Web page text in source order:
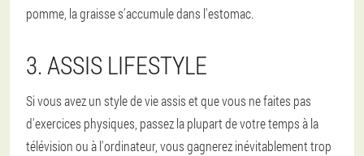
pomme, la graisse s'accumule dans l'estomac.
3. ASSIS LIFESTYLE
Si vous avez un style de vie assis et que vous ne faites pas
d'exercices physiques, passez la plupart de votre temps à la
télévision ou à l'ordinateur, vous gagnerez inévitablement trop